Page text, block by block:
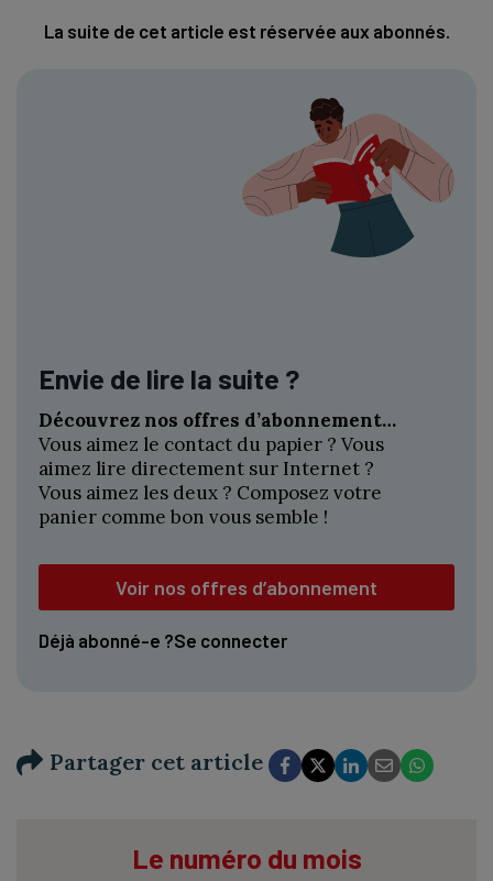
La suite de cet article est réservée aux abonnés.
Envie de lire la suite ?
Découvrez nos offres d’abonnement…
Vous aimez le contact du papier ? Vous
aimez lire directement sur Internet ?
Vous aimez les deux ? Composez votre
panier comme bon vous semble !
Voir nos offres d’abonnement
Déjà abonné-e ?Se connecter
Partager cet article
Le numéro du mois